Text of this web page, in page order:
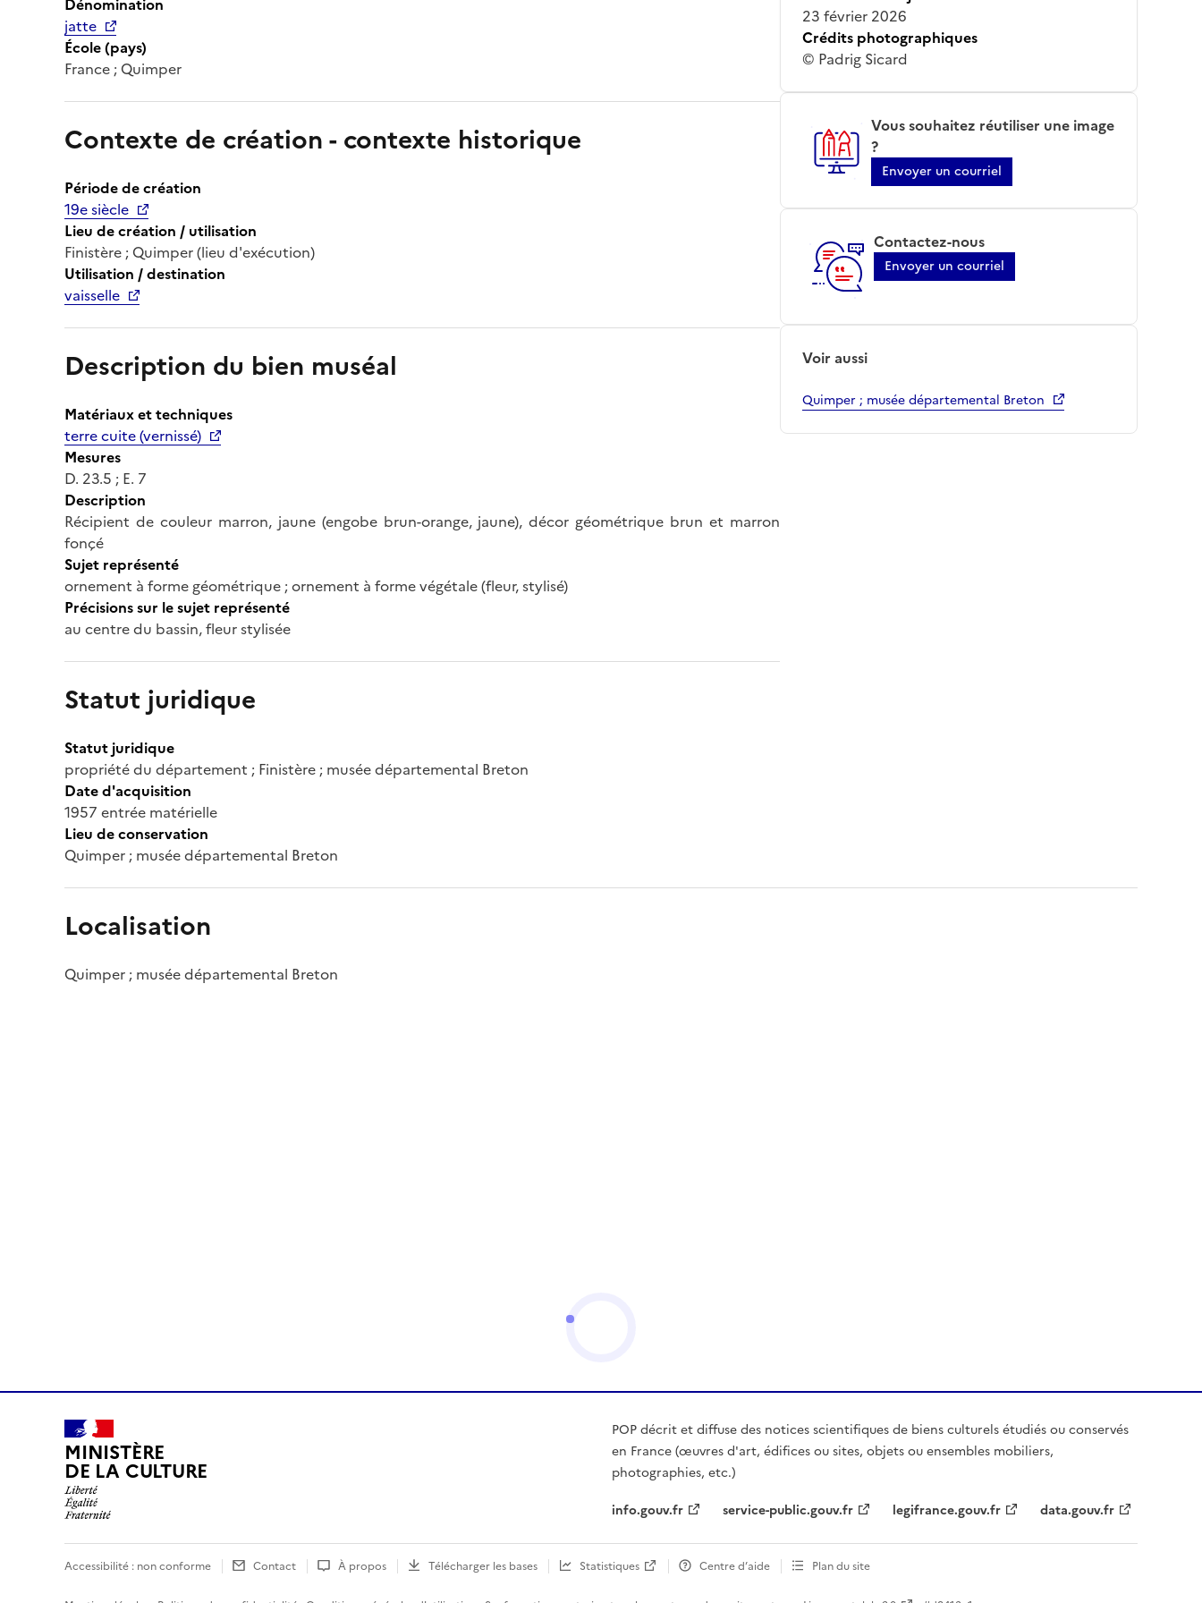
jatte
École (pays)
France ; Quimper
Contexte de création - contexte historique
Période de création
19e siècle
Lieu de création / utilisation
Finistère ; Quimper (lieu d'exécution)
Utilisation / destination
vaisselle
Description du bien muséal
Matériaux et techniques
terre cuite (vernissé)
Mesures
D. 23.5 ; E. 7
Description
Récipient de couleur marron, jaune (engobe brun-orange, jaune), décor géométrique brun et marron
fonçé
Sujet représenté
ornement à forme géométrique ; ornement à forme végétale (fleur, stylisé)
Précisions sur le sujet représenté
au centre du bassin, fleur stylisée
Statut juridique
Statut juridique
propriété du département ; Finistère ; musée départemental Breton
Date d'acquisition
1957 entrée matérielle
Lieu de conservation
Quimper ; musée départemental Breton
23 février 2026
Crédits photographiques
© Padrig Sicard
Vous souhaitez réutiliser une image
?
Envoyer un courriel
Contactez-nous
Envoyer un courriel
Voir aussi
Quimper ; musée départemental Breton
Localisation
Quimper ; musée départemental Breton
MINISTÈRE
DE LA CULTURE
POP décrit et diffuse des notices scientifiques de biens culturels étudiés ou conservés
en France (œuvres d'art, édifices ou sites, objets ou ensembles mobiliers,
photographies, etc.)
info.gouv.fr
service-public.gouv.fr legifrance.gouv.fr data.gouv.fr
Accessibilité : non conforme Contact À propos Télécharger les bases Statistiques Centre d’aide Plan du site